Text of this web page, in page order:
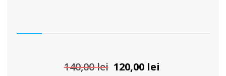
140,00lei Prețul
120,00 lei